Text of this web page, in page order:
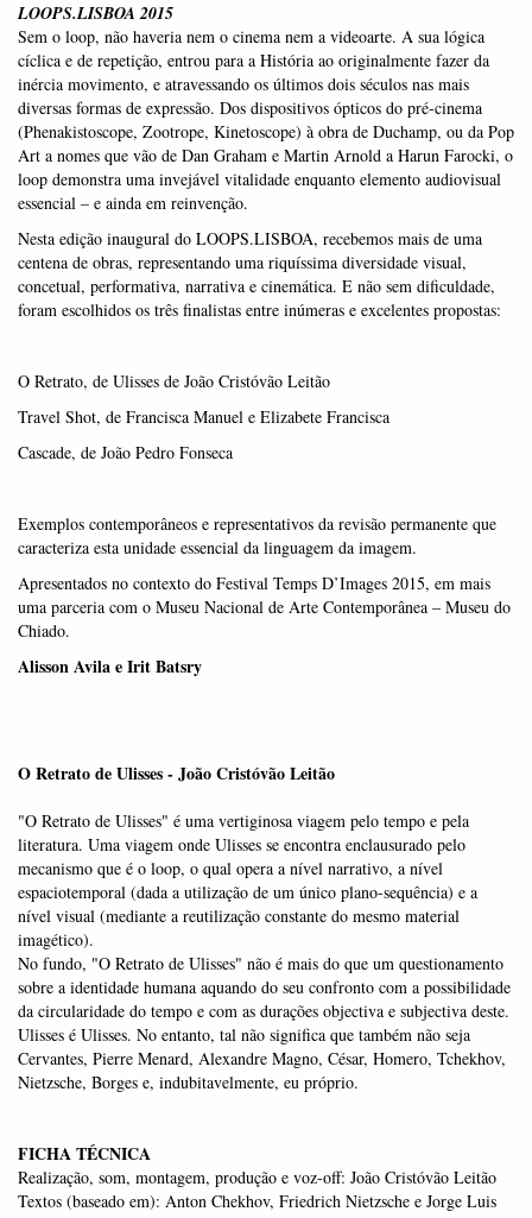
LOOPS.LISBOA 2015
Sem o loop, não haveria nem o cinema nem a videoarte. A sua lógica
cíclica e de repetição, entrou para a História ao originalmente fazer da
inércia movimento, e atravessando os últimos dois séculos nas mais
diversas formas de expressão. Dos dispositivos ópticos do pré-cinema
(Phenakistoscope, Zootrope, Kinetoscope) à obra de Duchamp, ou da Pop
Art a nomes que vão de Dan Graham e Martin Arnold a Harun Farocki, o
loop demonstra uma invejável vitalidade enquanto elemento audiovisual
essencial – e ainda em reinvenção.
Nesta edição inaugural do LOOPS.LISBOA, recebemos mais de uma
centena de obras, representando uma riquíssima diversidade visual,
concetual, performativa, narrativa e cinemática. E não sem dificuldade,
foram escolhidos os três finalistas entre inúmeras e excelentes propostas:
O Retrato, de Ulisses de João Cristóvão Leitão
Travel Shot, de Francisca Manuel e Elizabete Francisca
Cascade, de João Pedro Fonseca
Exemplos contemporâneos e representativos da revisão permanente que
caracteriza esta unidade essencial da linguagem da imagem.
Apresentados no contexto do Festival Temps D’Images 2015, em mais
uma parceria com o Museu Nacional de Arte Contemporânea – Museu do
Chiado.
Alisson Avila e Irit Batsry
O Retrato de Ulisses - João Cristóvão Leitão
"O Retrato de Ulisses" é uma vertiginosa viagem pelo tempo e pela
literatura. Uma viagem onde Ulisses se encontra enclausurado pelo
mecanismo que é o loop, o qual opera a nível narrativo, a nível
espaciotemporal (dada a utilização de um único plano-sequência) e a
nível visual (mediante a reutilização constante do mesmo material
imagético).
No fundo, "O Retrato de Ulisses" não é mais do que um questionamento
sobre a identidade humana aquando do seu confronto com a possibilidade
da circularidade do tempo e com as durações objectiva e subjectiva deste.
Ulisses é Ulisses. No entanto, tal não significa que também não seja
Cervantes, Pierre Menard, Alexandre Magno, César, Homero, Tchekhov,
Nietzsche, Borges e, indubitavelmente, eu próprio.
FICHA TÉCNICA
Realização, som, montagem, produção e voz-off: João Cristóvão Leitão
Textos (baseado em): Anton Chekhov, Friedrich Nietzsche e Jorge Luis